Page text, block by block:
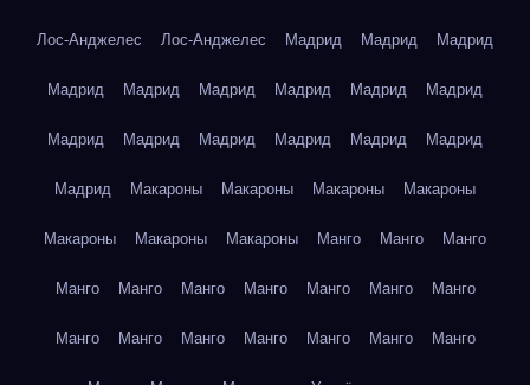
Лос-Анджелес Лос-Анджелес Мадрид Мадрид Мадрид
Мадрид Мадрид Мадрид Мадрид Мадрид Мадрид
Мадрид Мадрид Мадрид Мадрид Мадрид Мадрид
Мадрид Макароны Макароны Макароны Макароны
Макароны Макароны Макароны Манго Манго Манго
Манго Манго Манго Манго Манго Манго Манго
Манго Манго Манго Манго Манго Манго Манго